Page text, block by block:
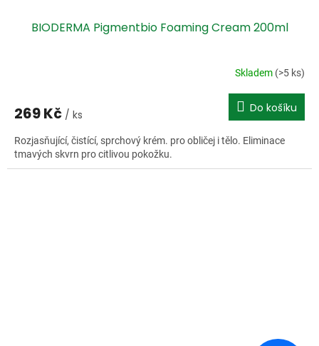
BIODERMA Pigmentbio Foaming Cream 200ml
Skladem (>5 ks)
269 Kč / ks Do košíku
Rozjasňující, čistící, sprchový krém. pro obličej i tělo. Eliminace
tmavých skvrn pro citlivou pokožku.